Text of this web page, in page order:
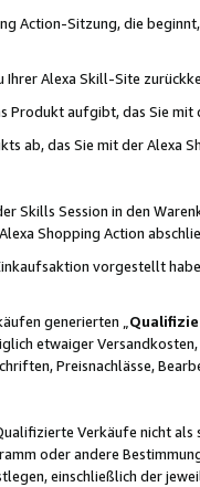
Action-Sitzung, die
Alexa Skill-Site
aufgibt, das Sie mit
ab, das Sie mit der Alexa
Skills Session in den
Shopping Action
vorgestellt
generierten „
etwaiger
Preisnachlässe,
Verkäufe nicht
oder andere
einschließlich der